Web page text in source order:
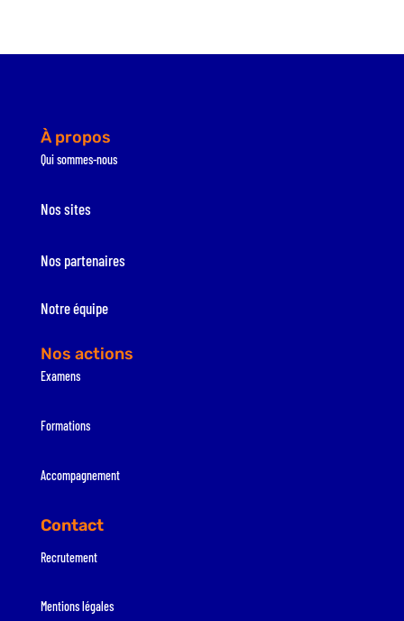
À propos
Qui sommes-nous
Nos sites
Nos partenaires
Notre équipe
Nos actions
Examens
Formations
Accompagnement
Contact
Recrutement
Mentions légales